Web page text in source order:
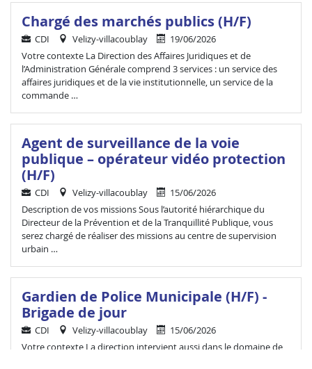
Chargé des marchés publics (H/F)
CDI Velizy-villacoublay
19/06/2026
Votre contexte La Direction des Affaires Juridiques et de
l’Administration Générale comprend 3 services : un service des
affaires juridiques et de la vie institutionnelle, un service de la
commande …
Agent de surveillance de la voie
publique – opérateur vidéo protection
(H/F)
CDI Velizy-villacoublay
15/06/2026
Description de vos missions Sous l’autorité hiérarchique du
Directeur de la Prévention et de la Tranquillité Publique, vous
serez chargé de réaliser des missions au centre de supervision
urbain …
Gardien de Police Municipale (H/F) -
Brigade de jour
CDI Velizy-villacoublay
15/06/2026
Votre contexte La direction intervient aussi dans le domaine de